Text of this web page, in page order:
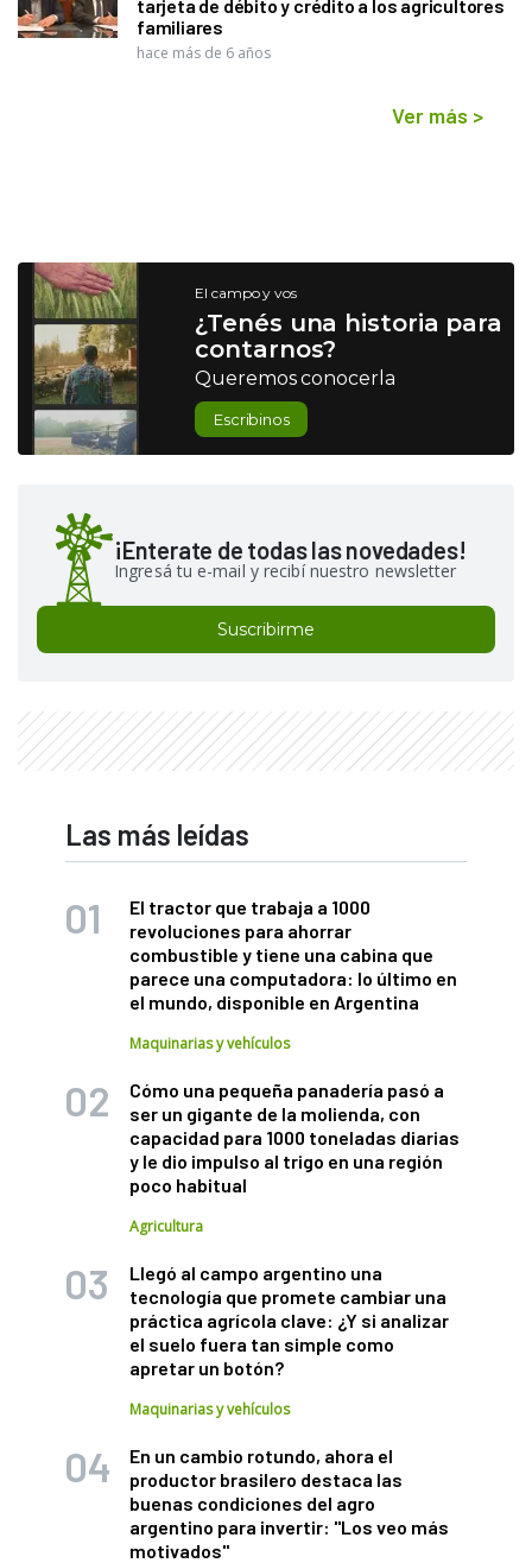
tarjeta de débito y crédito a los agricultores
familiares
hace más de 6 años
Ver más >
El campo y vos
¿Tenés una historia para
contarnos?
Queremos conocerla
Escribinos
¡Enterate de todas las novedades!
Ingresá tu e-mail y recibí nuestro newsletter
Suscribirme
Las más leídas
El tractor que trabaja a 1000
revoluciones para ahorrar
combustible y tiene una cabina que
parece una computadora: lo último en
el mundo, disponible en Argentina
Maquinarias y vehículos
Cómo una pequeña panadería pasó a
ser un gigante de la molienda, con
capacidad para 1000 toneladas diarias
y le dio impulso al trigo en una región
poco habitual
Agricultura
Llegó al campo argentino una
tecnología que promete cambiar una
práctica agrícola clave: ¿Y si analizar
el suelo fuera tan simple como
apretar un botón?
Maquinarias y vehículos
En un cambio rotundo, ahora el
productor brasilero destaca las
buenas condiciones del agro
argentino para invertir: "Los veo más
motivados"